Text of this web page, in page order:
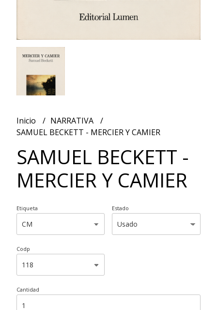
Inicio
NARRATIVA
SAMUEL BECKETT - MERCIER Y CAMIER
SAMUEL BECKETT -
MERCIER Y CAMIER
Etiqueta Estado
Codp
Cantidad